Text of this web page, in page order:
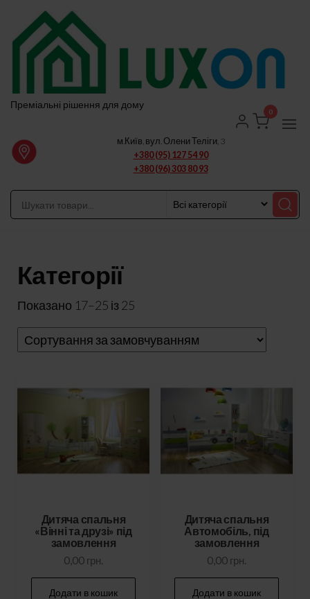
Перейти
вмісту
Преміальні рішення для дому
м.Київ, вул. Олени Теліги, 3
+380 (95) 127 54 90
+380 (96) 303 80 93
0
Категорії
Показано 17–25 із 25
Дитяча спальня
«Вінні та друзі» під
замовлення
0,00 грн.
Додати в кошик
Дитяча спальня
Автомобіль, під
замовлення
0,00 грн.
Додати в кошик